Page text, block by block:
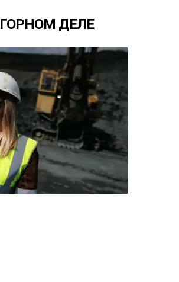
ГОРНОМ ДЕЛЕ